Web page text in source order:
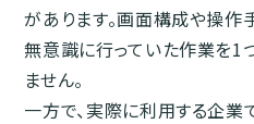
があります。画面構成や操作
無意識に行っていた作業を1
ません。
一方で、実際に利用する企業